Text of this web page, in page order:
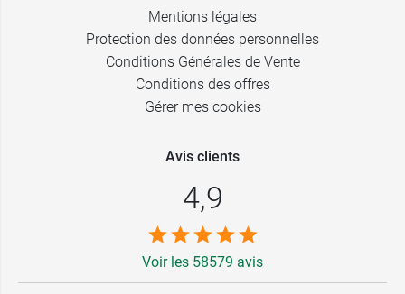
Mentions légales
Protection des données personnelles
Conditions Générales de Vente
Conditions des offres
Gérer mes cookies
Avis clients
4,9
Voir les 58579 avis